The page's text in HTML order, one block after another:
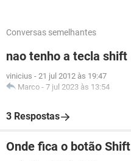
Conversas semelhantes
nao tenho a tecla shift
vinicius - 21 jul 2012 às 19:47
Marco - 7 jul 2023 às 13:54
3 Respostas
Onde fica o botão Shift